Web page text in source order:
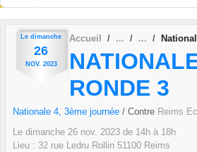
Le dimanche
26
NOV. 2023
Accueil
RONDE 3
Nationale 4, 3ème journée / Contre Reims
Le dimanche 26 nov. 2023 de 14h à 18h
Lieu : 32 rue Ledru Rollin 51100 Reims